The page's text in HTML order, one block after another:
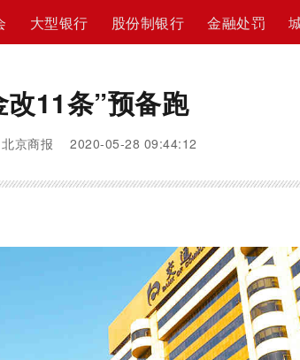
大型银行 股份制银行 金融处罚
改11条”预备跑
北京商报 2020-05-28 09:44:12